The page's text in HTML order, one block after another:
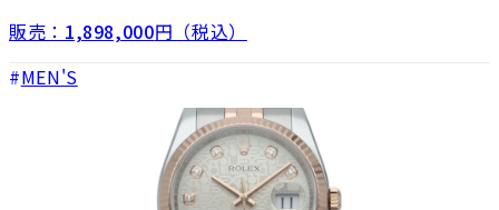
販売： 1,898,000円（税込）
MEN'S